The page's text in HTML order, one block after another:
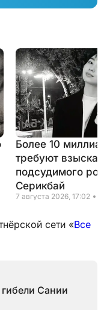
Более 10
требуют
подсудимого
Серикбай
7 августа 2026, 17:02
сети «Все
Сании